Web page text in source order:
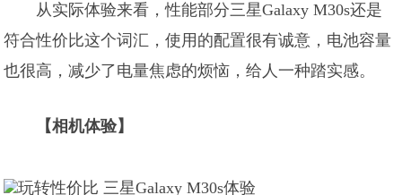
从实际体验来看，性能部分三星Galaxy M30s还是
符合性价比这个词汇，使用的配置很有诚意，电池容量
也很高，减少了电量焦虑的烦恼，给人一种踏实感。
【相机体验】